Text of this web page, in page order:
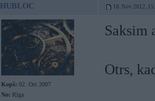
HUBLOC 18. Nov 2012,
Kopš: 02. Oct 2007
No: Rīga
Saksim
Otrs,